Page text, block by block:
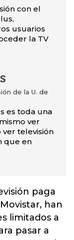
con el
usuarios
la TV
de la U. de
es toda una
ver
televisión
que en
paga
han
limitados a
pasar a